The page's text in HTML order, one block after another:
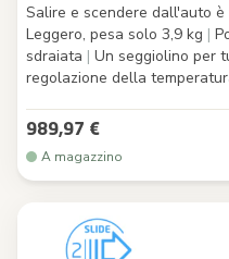
Salire e scendere dall'auto
Leggero, pesa solo 3,9 kg |
sdraiata | Un seggiolino per
regolazione della
989,97 €
A magazzino